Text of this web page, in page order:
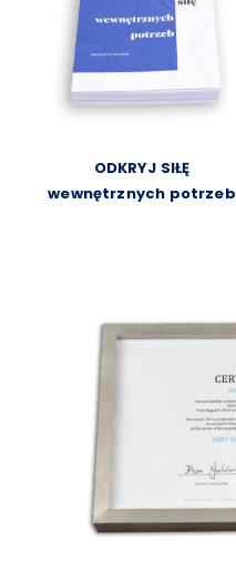
ODKRYJ SIŁĘ
wewnętrznych potrzeb